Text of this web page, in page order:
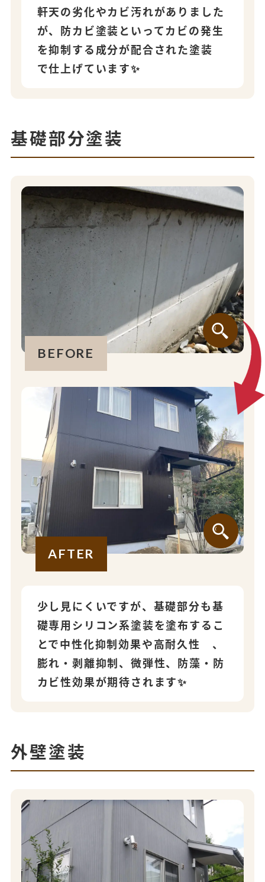
軒天の劣化やカビ汚れがありました
が、防カビ塗装といってカビの発生
を抑制する成分が配合された塗装
で仕上げています✨
基礎部分塗装
BEFORE
AFTER
少し見にくいですが、基礎部分も基
礎専用シリコン系塗装を塗布するこ
とで中性化抑制効果や高耐久性 、
膨れ・剥離抑制、微弾性、防藻・防
カビ性効果が期待されます✨
外壁塗装